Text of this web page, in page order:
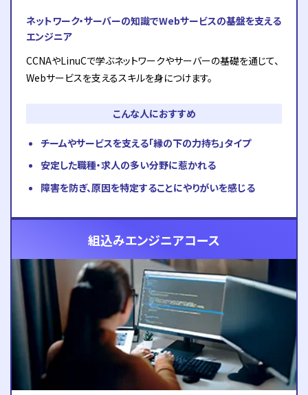
ネットワーク・サーバーの知識でWebサービスの基盤を支える
エンジニア
CCNAやLinuCで学ぶネットワークやサーバーの基礎を通じて、
Webサービスを支えるスキルを身につけます。
こんな人におすすめ
チームやサービスを支える「縁の下の力持ち」タイプ
安定した職種・求人の多い分野に惹かれる
障害を防ぎ、原因を特定することにやりがいを感じる
組込みエンジニアコース